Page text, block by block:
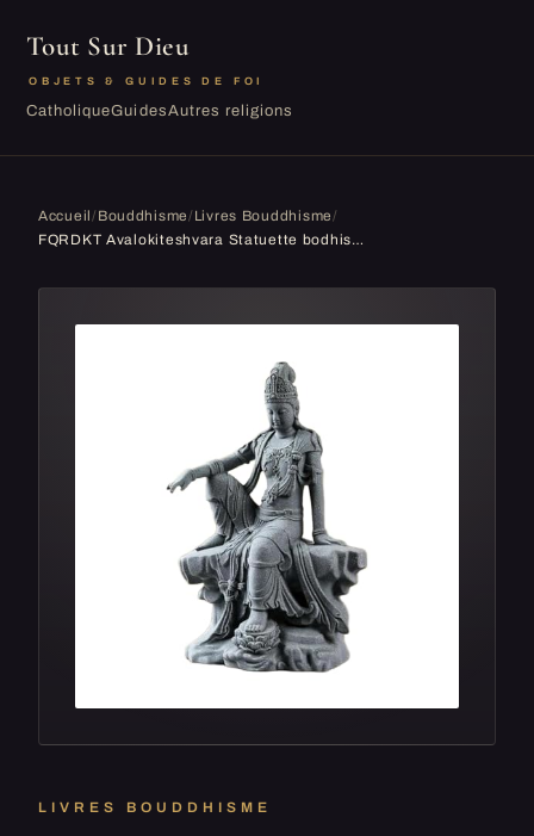
Tout Sur Dieu
OBJETS & GUIDES DE FOI
CatholiqueGuidesAutres religions
Accueil/ Bouddhisme/ Livres Bouddhisme/
FQRDKT Avalokiteshvara Statuette bodhisattva bouddhiste fabriquée à la main pour décorer votre sanctuaire intérieur Figurine Guan légère
LIVRES BOUDDHISME